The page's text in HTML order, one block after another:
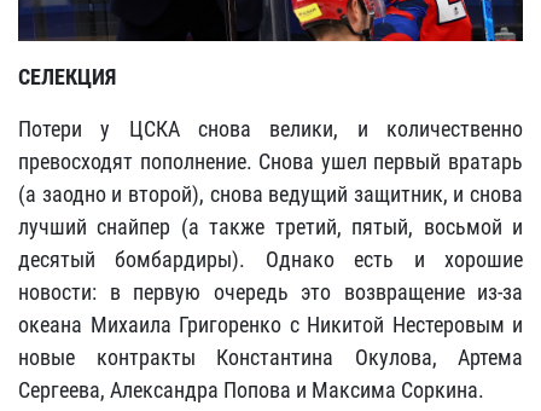
СЕЛЕКЦИЯ
Потери у ЦСКА снова велики, и количественно
превосходят пополнение. Снова ушел первый вратарь
(а заодно и второй), снова ведущий защитник, и снова
лучший снайпер (а также третий, пятый, восьмой и
десятый бомбардиры). Однако есть и хорошие
новости: в первую очередь это возвращение из-за
океана Михаила Григоренко с Никитой Нестеровым и
новые контракты Константина Окулова, Артема
Сергеева, Александра Попова и Максима Соркина.